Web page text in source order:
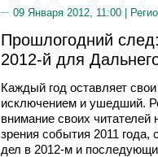
09 Января 2012, 11:00 |
Прошлогодний
2012-й для
Каждый год оставляет
исключением и ушедший.
внимание своих
зрения события 2011 года,
дел в 2012-м и